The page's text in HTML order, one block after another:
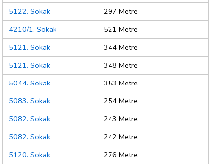
5122. Sokak
297 Metre
4210/1. Sokak
521 Metre
5121. Sokak
344 Metre
5121. Sokak
348 Metre
5044. Sokak
353 Metre
5083. Sokak
254 Metre
5082. Sokak
243 Metre
5082. Sokak
242 Metre
5120. Sokak
276 Metre